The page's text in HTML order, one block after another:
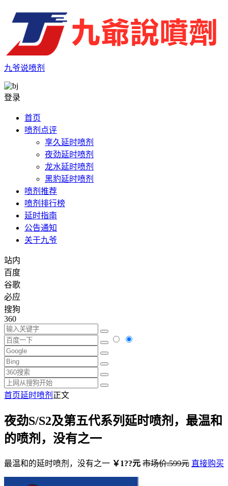
九爷说喷剂
登录
首页
喷剂点评
享久延时喷剂
夜劲延时喷剂
龙水延时喷剂
黑豹延时喷剂
喷剂推荐
喷剂排行榜
延时指南
公告通知
关于九爷
站内
百度
谷歌
必应
搜狗
360
首页延时喷剂 正文
夜劲S/S2及第五代系列延时喷剂，最温和
的喷剂，没有之一
最温和的延时喷剂，没有之一 ￥1??元 市场价:599元 直接购买